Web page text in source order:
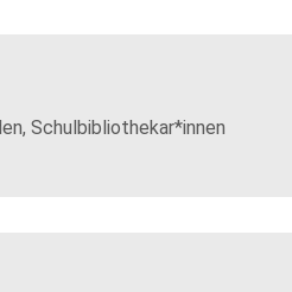
Schulbibliothekar*innen